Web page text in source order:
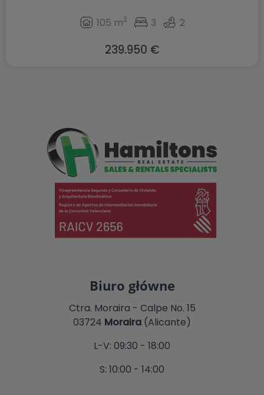
105 m2 3 2
239.950 €
Biuro główne
Ctra. Moraira - Calpe No. 15
03724 Moraira (Alicante)
L-V: 09:30 - 18:00
S: 10:00 - 14:00